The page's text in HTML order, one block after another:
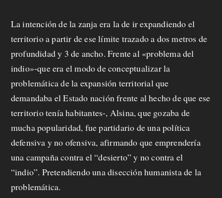
La intención de la zanja era la de ir expandiendo el
territorio a partir de ese límite trazado a dos metros de
profundidad y 3 de ancho. Frente al «problema del
indio»-que era el modo de conceptualizar la
problemática de la expansión territorial que
demandaba el Estado nación frente al hecho de que ese
territorio tenía habitantes-, Alsina, que gozaba de
mucha popularidad, fue partidario de una política
defensiva y no ofensiva, afirmando que emprendería
una campaña contra el “desierto” y no contra el
“indio”. Pretendiendo una disección humanista de la
problemática.